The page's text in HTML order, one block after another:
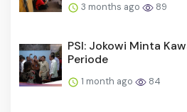
3 months ago 89
PSI: Jokowi Minta
Periode
1 month ago 84